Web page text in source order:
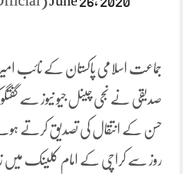
جماعت اسلامی پاکستان کے نائب امیر
صدیقی نے نجی چینل جیو نیوز سے
روز سے کراچی کے امام کلینک میں